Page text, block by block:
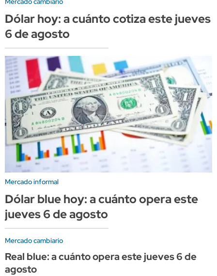
Dólar hoy: a cuánto cotiza este jueves
6 de agosto
Mercado informal
Dólar blue hoy: a cuánto opera este
jueves 6 de agosto
Mercado cambiario
Real blue: a cuánto opera este jueves 6 de
agosto